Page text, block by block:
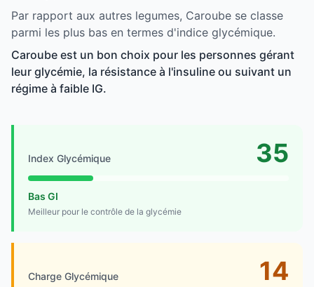
Par rapport aux autres legumes, Caroube se classe
parmi les plus bas en termes d'indice glycémique.
Caroube est un bon choix pour les personnes gérant
leur glycémie, la résistance à l'insuline ou suivant un
régime à faible IG.
Index Glycémique 35
Bas GI
Meilleur pour le contrôle de la glycémie
Charge Glycémique 14